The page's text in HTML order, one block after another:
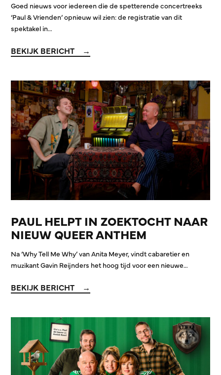
Goed nieuws voor iedereen die de spetterende concertreeks
‘Paul & Vrienden’ opnieuw wil zien: de registratie van dit
spektakel in…
BEKIJK BERICHT
PAUL HELPT IN ZOEKTOCHT NAAR
NIEUW QUEER ANTHEM
Na ‘Why Tell Me Why’ van Anita Meyer, vindt cabaretier en
muzikant Gavin Reijnders het hoog tijd voor een nieuwe…
BEKIJK BERICHT